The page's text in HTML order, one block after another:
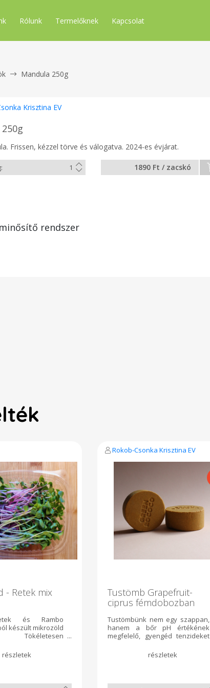
Rólunk Termelőknek Kapcsolat
Mandula 250g
Krisztina EV
Frissen, kézzel törve és válogatva. 2024-es évjárat.
1890 Ft / zacskó
rendszer
- Retek mix
és Rambo
készült mikrozöld
Tökéletesen
pedig a több
nagyon
C-vitamint, béta-
Rokob-Csonka Krisztina EV
Tustömb Grapefruit-
ciprus fémdobozban
Tustömbünk nem egy szappan,
hanem a bőr pH értékének
megfelelő, gyengéd tenzideket
és radíroz, lágy habot képez. A
grapefruit és ciprus illóolajok
hatnak. Aktív összetevők: sárga